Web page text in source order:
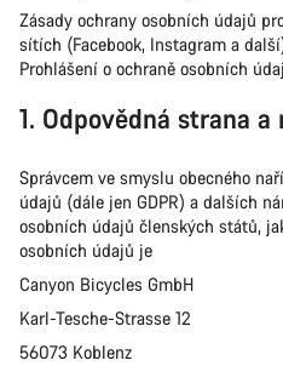
Zásady ochrany osobních údajů
sítích (Facebook, Instagram a
Prohlášení o ochraně osobních
1. Odpovědná strana
Správcem ve smyslu obecného
údajů (dále jen GDPR) a dalších
osobních údajů členských států,
osobních údajů je
Canyon Bicycles GmbH
Karl-Tesche-Strasse 12
56073 Koblenz